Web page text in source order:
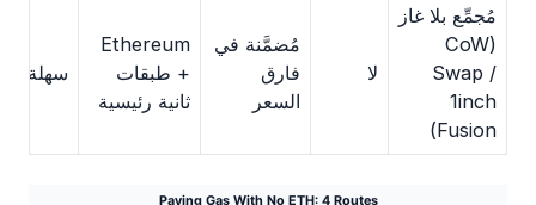
مُجمِّع بلا غاز
(CoW
Swap /
1inch
Fusion)
لا
مُضمَّنة في
فارق
السعر
Ethereum
+ طبقات
ثانية رئيسية
سهلة